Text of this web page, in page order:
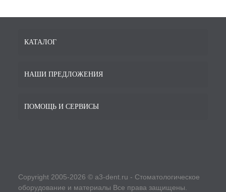
КАТАЛОГ
НАШИ ПРЕДЛОЖЕНИЯ
ПОМОЩЬ И СЕРВИСЫ
Copyright 2005-2026 © a3-dent.ru - Стоматологическое
оборудование и материалы Все права защищены.